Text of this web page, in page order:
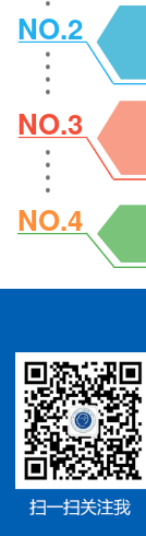
NO.2
NO.3
NO.4